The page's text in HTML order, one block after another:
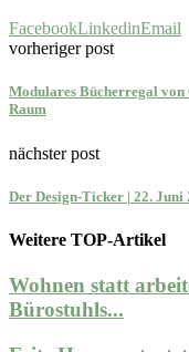
FacebookLinkedinEmail
vorheriger post
Modulares Bücherregal
Raum
nächster post
Der Design-Ticker | 22. Juni
Weitere TOP-Artikel
Wohnen statt
Bürostuhls...